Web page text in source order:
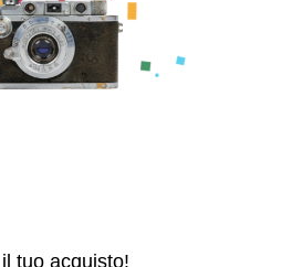
tuo acquisto!